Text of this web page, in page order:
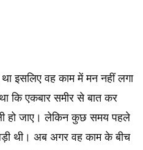
इसलिए वह काम में मन नहीं लगा
कि एकबार समीर से बात कर
हो जाए। लेकिन कुछ समय पहले
थी। अब अगर वह काम के बीच